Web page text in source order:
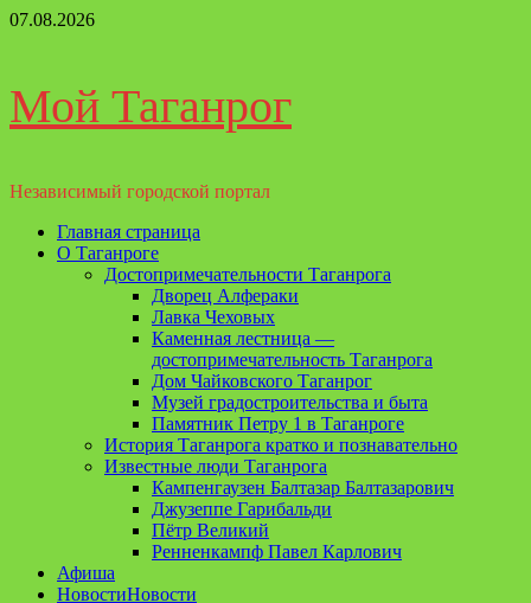
Перейти
07.08.2026
Мой Таганрог
Независимый городской портал
Основное
меню
Главная страница
О Таганроге
Достопримечательности Таганрога
Дворец Алфераки
Лавка Чеховых
Каменная лестница —
достопримечательность Таганрога
Дом Чайковского Таганрог
Музей градостроительства и быта
Памятник Петру 1 в Таганроге
История Таганрога кратко и познавательно
Известные люди Таганрога
Кампенгаузен Балтазар Балтазарович
Джузеппе Гарибальди
Пётр Великий
Ренненкампф Павел Карлович
Афиша
НовостиНовости